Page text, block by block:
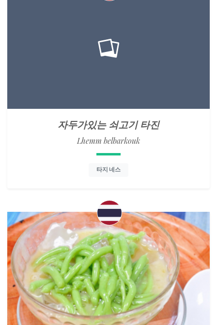
자두가있는 쇠고기 타진
Lhemm belbarkouk
타지 네스